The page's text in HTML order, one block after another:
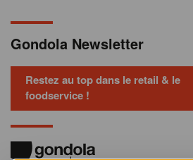
Gondola Newsletter
Restez au top dans le retail & le
foodservice !